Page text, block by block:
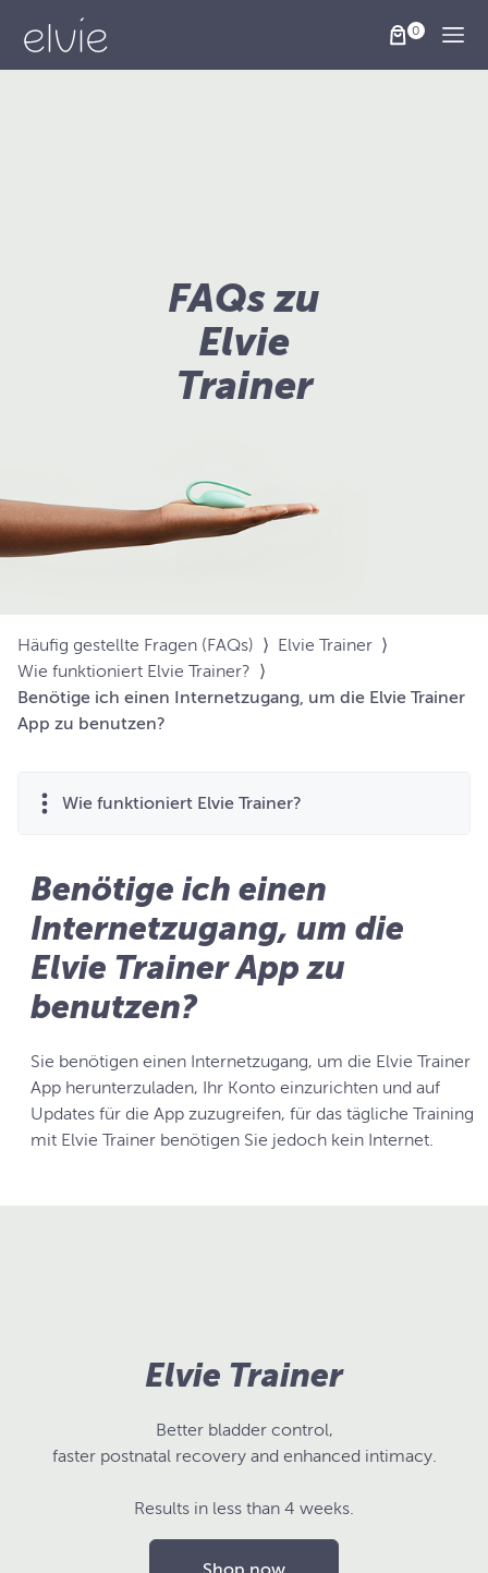
FAQs zu
Elvie
Trainer
Häufig gestellte Fragen (FAQs) ⟩ Elvie Trainer ⟩
Wie funktioniert Elvie Trainer? ⟩
Benötige ich einen Internetzugang, um die Elvie Trainer
App zu benutzen?
Wie funktioniert Elvie Trainer?
Benötige ich einen
Internetzugang, um die
Elvie Trainer App zu
benutzen?
Sie benötigen einen Internetzugang, um die Elvie Trainer
App herunterzuladen, Ihr Konto einzurichten und auf
Updates für die App zuzugreifen, für das tägliche Training
mit Elvie Trainer benötigen Sie jedoch kein Internet.
Elvie Trainer
Better bladder control,
faster postnatal recovery and enhanced intimacy.
Results in less than 4 weeks.